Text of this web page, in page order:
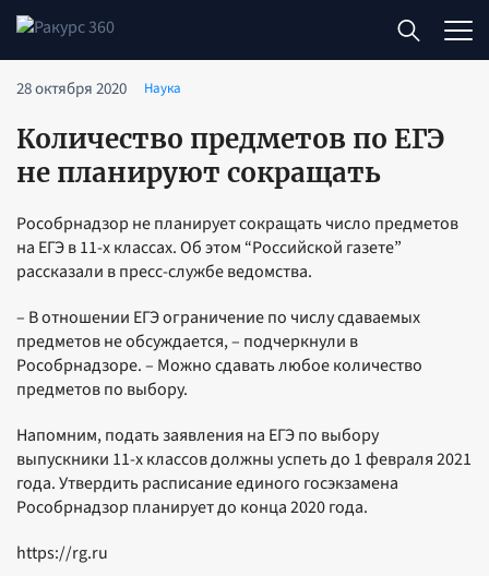
28 октября 2020 Наука
Количество предметов по ЕГЭ
не планируют сокращать
Рособрнадзор не планирует сокращать число предметов
на ЕГЭ в 11-х классах. Об этом “Российской газете”
рассказали в пресс-службе ведомства.
– В отношении ЕГЭ ограничение по числу сдаваемых
предметов не обсуждается, – подчеркнули в
Рособрнадзоре. – Можно сдавать любое количество
предметов по выбору.
Напомним, подать заявления на ЕГЭ по выбору
выпускники 11-х классов должны успеть до 1 февраля 2021
года. Утвердить расписание единого госэкзамена
Рособрнадзор планирует до конца 2020 года.
https://rg.ru